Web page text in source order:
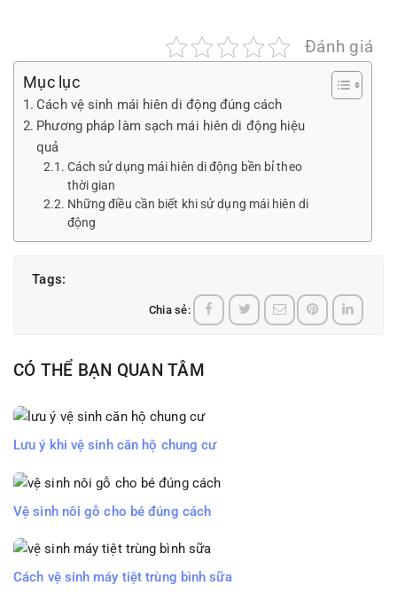
Đánh giá
Mục lục
Cách vệ sinh mái hiên di động đúng cách
Phương pháp làm sạch mái hiên di động hiệu
quả
Cách sử dụng mái hiên di động bền bỉ theo
thời gian
Những điều cần biết khi sử dụng mái hiên di
động
Tags:
Chia sẻ:
CÓ THỂ BẠN QUAN TÂM
Lưu ý khi vệ sinh căn hộ chung cư
Vệ sinh nôi gỗ cho bé đúng cách
Cách vệ sinh máy tiệt trùng bình sữa